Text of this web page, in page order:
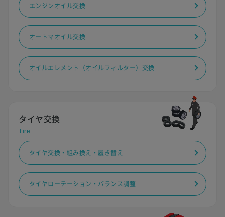
エンジンオイル交換
オートマオイル交換
オイルエレメント（オイルフィルター）交換
タイヤ交換
Tire
タイヤ交換・組み換え・履き替え
タイヤローテーション・バランス調整